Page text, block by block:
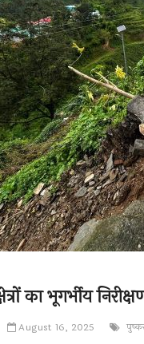
का भूगर्भीय
August 16, 2025